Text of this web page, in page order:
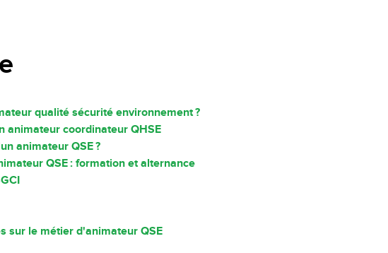
qualité sécurité environnement ?
animateur coordinateur QHSE
animateur QSE ?
QSE : formation et alternance
sur le métier d'animateur QSE